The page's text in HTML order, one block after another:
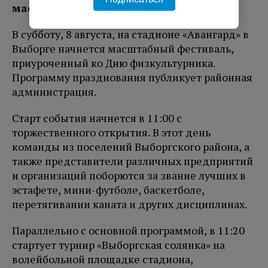
масштабный спортивный праздник.
В субботу, 8 августа, на стадионе «Авангард» в
Выборге начнется масштабный фестиваль,
приуроченный ко Дню физкультурника.
Программу празднования публикует районная
администрация.
Старт события начнется в 11:00 с
торжественного открытия. В этот день
команды из поселений Выборгского района, а
также представители различных предприятий
и организаций поборются за звание лучших в
эстафете, мини-футболе, баскетболе,
перетягивании каната и других дисциплинах.
Параллельно с основной программой, в 11:20
стартует турнир «Выборгская солянка» на
волейбольной площадке стадиона,